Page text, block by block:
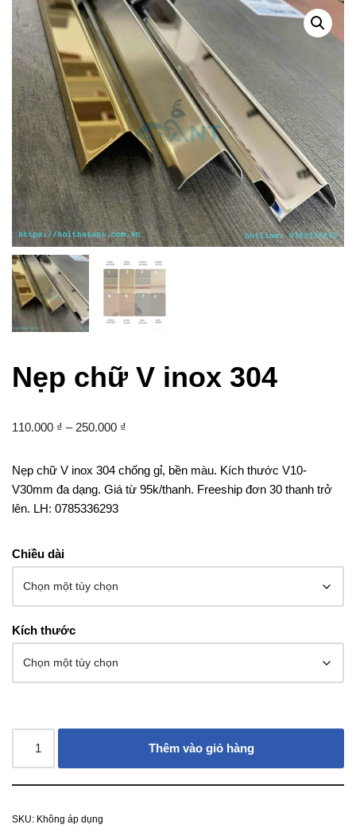
Nẹp chữ V inox 304
110.000 ₫ – 250.000 ₫
Nẹp chữ V inox 304 chống gỉ, bền màu. Kích thước V10-
V30mm đa dạng. Giá từ 95k/thanh. Freeship đơn 30 thanh trở
lên. LH: 0785336293
Chiều dài
Kích thước
Thêm vào giỏ hàng
SKU: Không áp dụng